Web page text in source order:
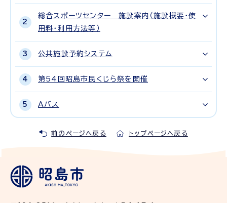
総合スポーツセンター 施設案内（施設概要・使
用料・利用方法等）
公共施設予約システム
第54回昭島市民くじら祭を開催
Aバス
前のページへ戻る トップページへ戻る